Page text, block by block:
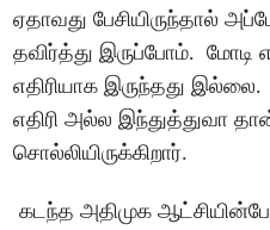
ஏதாவது பேசியிருந்தால்
தவிர்த்து இருப்போம். மோடி
எதிரியாக இருந்தது இல்லை.
எதிரி அல்ல இந்துத்துவா
சொல்லியிருக்கிறார்.
கடந்த அதிமுக